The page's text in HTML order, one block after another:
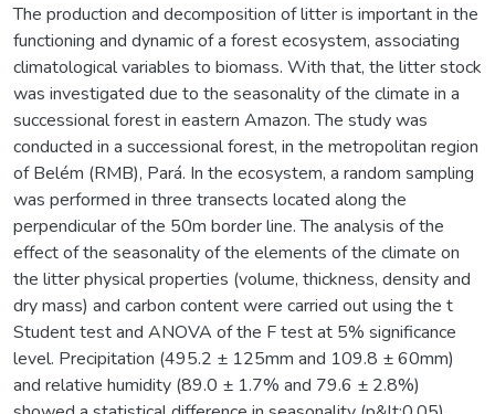
The production and decomposition of litter is important in the
functioning and dynamic of a forest ecosystem, associating
climatological variables to biomass. With that, the litter stock
was investigated due to the seasonality of the climate in a
successional forest in eastern Amazon. The study was
conducted in a successional forest, in the metropolitan region
of Belém (RMB), Pará. In the ecosystem, a random sampling
was performed in three transects located along the
perpendicular of the 50m border line. The analysis of the
effect of the seasonality of the elements of the climate on
the litter physical properties (volume, thickness, density and
dry mass) and carbon content were carried out using the t
Student test and ANOVA of the F test at 5% significance
level. Precipitation (495.2 ± 125mm and 109.8 ± 60mm)
and relative humidity (89.0 ± 1.7% and 79.6 ± 2.8%)